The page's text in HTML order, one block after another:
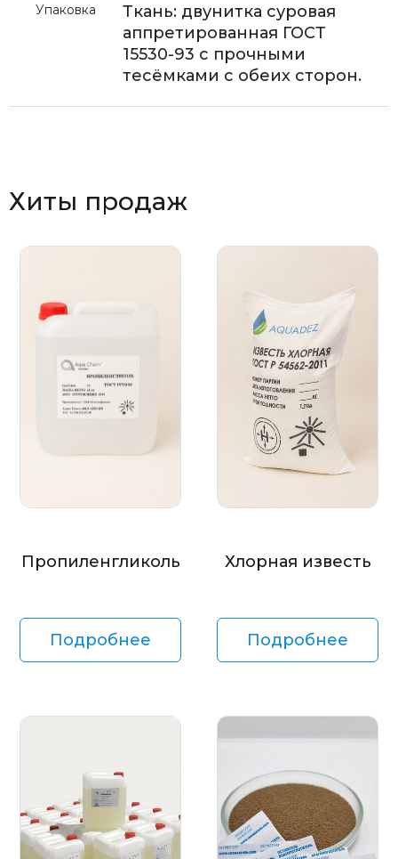
Упаковка
Ткань: двунитка суровая
аппретированная ГОСТ
15530-93 с прочными
тесёмками с обеих сторон.
Хиты продаж
Пропиленгликоль
Подробнее
Хлорная известь
Подробнее